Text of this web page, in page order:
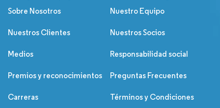
Sobre Nosotros
Nuestro Equipo
Nuestros Clientes Nuestros Socios
Medios Responsabilidad social
Premios y reconocimientos Preguntas Frecuentes
Carreras Términos y Condiciones